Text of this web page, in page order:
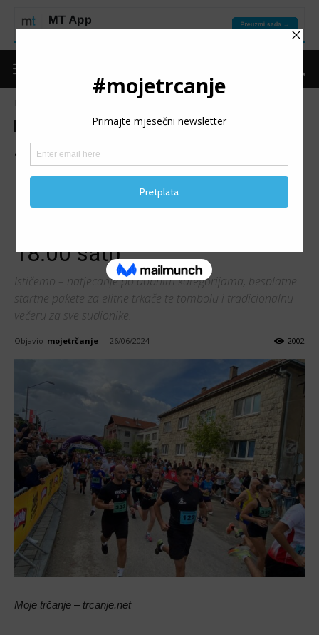
Izdvojeno Trke Najave Promo
JUBILARNA, 10.
DUVANJSKA DESETKA:
Utrka na kojoj se svi osjećaju
18:00 sati)
Ističemo – natjecanje po dobnim kategorijama, besplatne
startne pakete za elitne trkače te tombolu i tradicionalnu
večeru za sve sudionike.
Objavio mojetrčanje - 26/06/2024 2002
Moje trčanje – trcanje.net